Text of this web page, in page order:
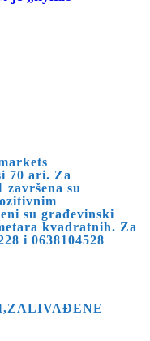
70 ari. Za
završena su
su građevinski
kvadratnih. Za
i 0638104528